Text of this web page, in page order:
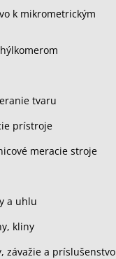
k mikrometrickým
tvaru
prístroje
meracie stroje
a uhlu
kliny
závažie a príslušenstvo